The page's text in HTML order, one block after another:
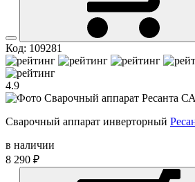
Код: 109281
4.9
Сварочный аппарат инверторный
в наличии
8 290 ₽